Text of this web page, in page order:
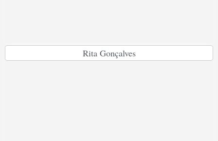
Rita Gonçalves